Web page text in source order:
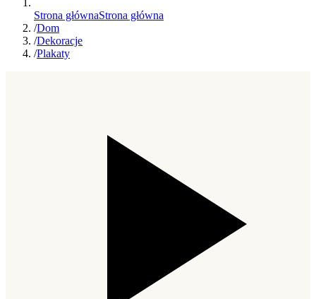
Strona głównaStrona główna
/Dom
/Dekoracje
/Plakaty